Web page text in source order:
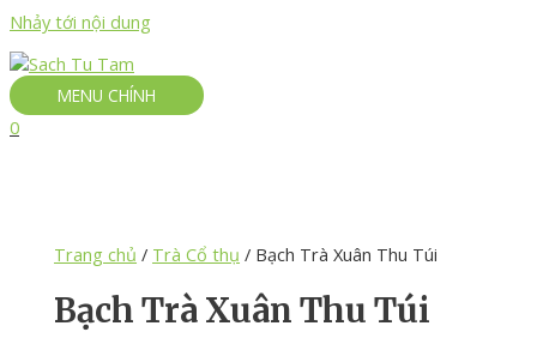
Nhảy tới nội dung
MENU CHÍNH
0
Trang chủ / Trà Cổ thụ / Bạch Trà Xuân Thu Túi
Bạch Trà Xuân Thu Túi